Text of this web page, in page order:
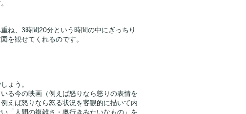
ね、3時間20分という時間の中にぎっちり
を観せてくれるのです。
ょう。
る今の映画（例えば怒りなら怒りの表情を
えば怒りなら怒る状況を客観的に描いて内
「人間の複雑さ・奥行きみたいなもの」を